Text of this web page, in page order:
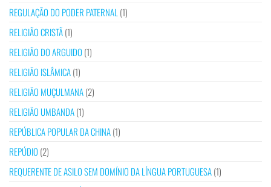
REGULAÇÃO DO PODER PATERNAL (1)
RELIGIÃO CRISTÃ(1)
RELIGIÃO DO ARGUIDO (1)
RELIGIÃO ISLÂMICA(1)
RELIGIÃO MUÇULMANA(2)
RELIGIÃO UMBANDA(1)
REPÚBLICA POPULAR DA CHINA(1)
REPÚDIO (2)
REQUERENTE DE ASILO SEM DOMÍNIO DA LÍNGUA PORTUGUESA(1)